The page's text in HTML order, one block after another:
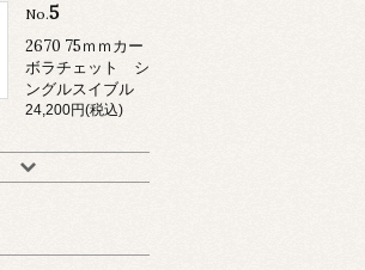
No.5
2670 75ｍｍカー
ボラチェット シ
ングルスイブル
24,200円(税込)